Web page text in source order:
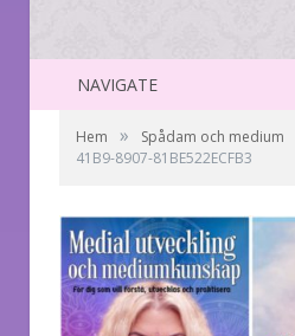
NAVIGATE
Hem » Spådam och medium
41B9-8907-81BE522ECFB3